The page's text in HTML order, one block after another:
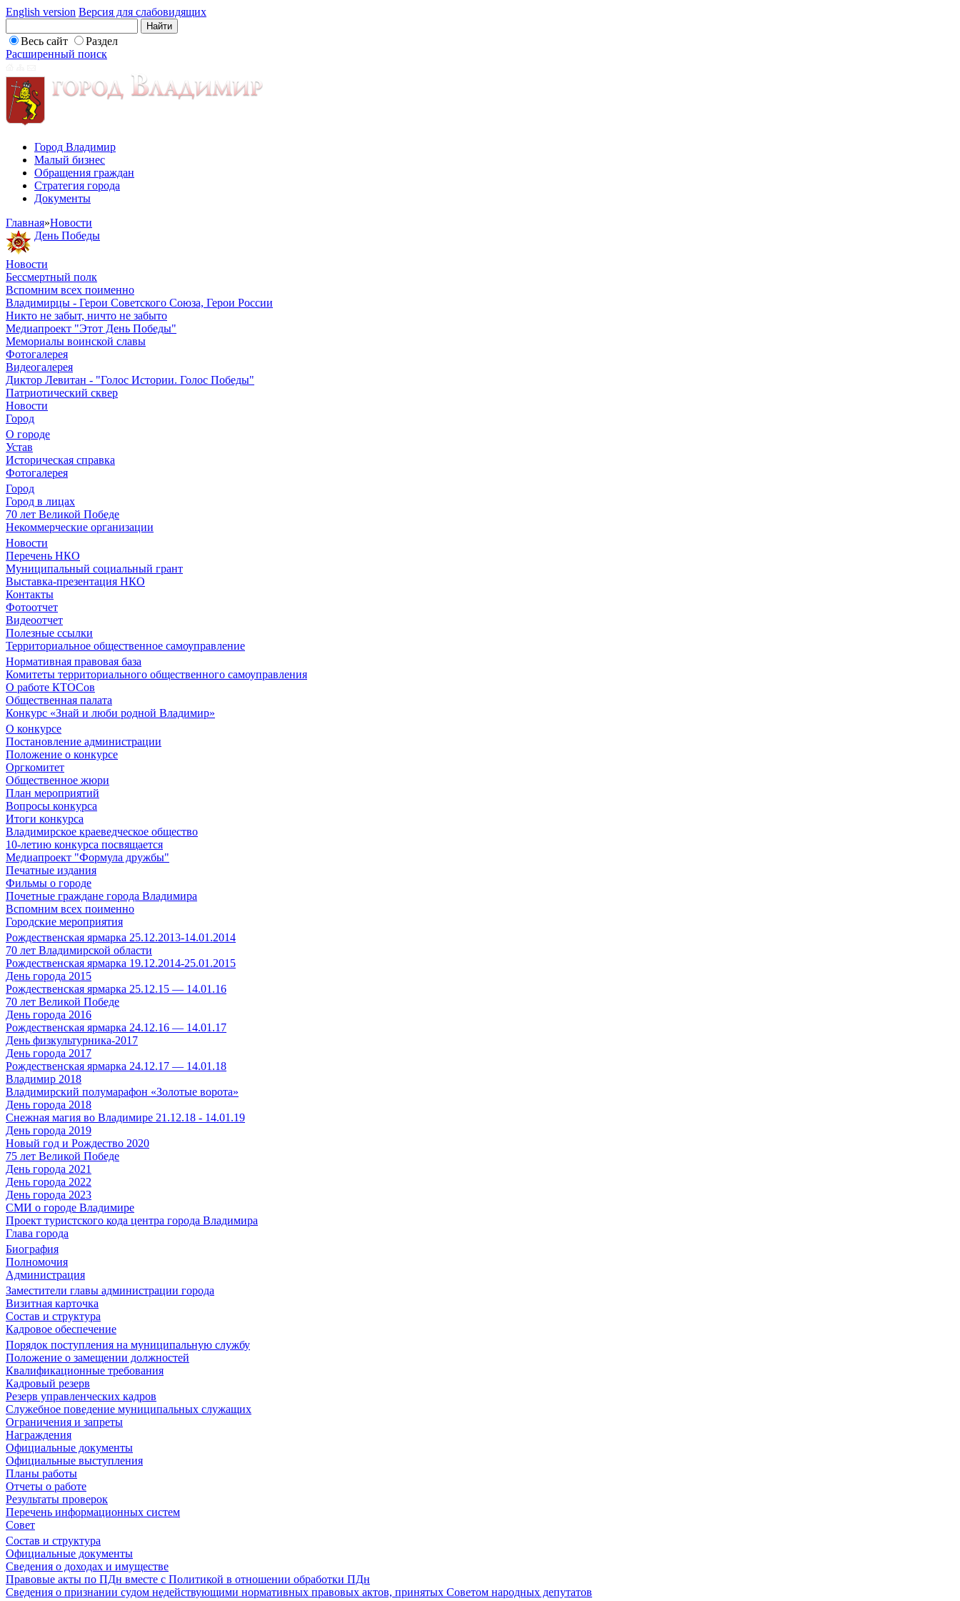
English version Версия для слабовидящих
Весь сайт
Раздел
Расширенный поиск
Город Владимир
Малый бизнес
Обращения граждан
Стратегия города
Документы
Главная»Новости
День Победы
Новости
Бессмертный полк
Вспомним всех поименно
Владимирцы - Герои Советского Союза, Герои России
Никто не забыт, ничто не забыто
Медиапроект "Этот День Победы"
Мемориалы воинской славы
Фотогалерея
Видеогалерея
Диктор Левитан - "Голос Истории. Голос Победы"
Патриотический сквер
Новости
Город
О городе
Устав
Историческая справка
Фотогалерея
Город
Город в лицах
70 лет Великой Победе
Некоммерческие организации
Новости
Перечень НКО
Муниципальный социальный грант
Выставка-презентация НКО
Контакты
Фотоотчет
Видеоотчет
Полезные ссылки
Территориальное общественное самоуправление
Нормативная правовая база
Комитеты территориального общественного самоуправления
О работе КТОСов
Общественная палата
Конкурс «Знай и люби родной Владимир»
О конкурсе
Постановление администрации
Положение о конкурсе
Оргкомитет
Общественное жюри
План мероприятий
Вопросы конкурса
Итоги конкурса
Владимирское краеведческое общество
10-летию конкурса посвящается
Медиапроект "Формула дружбы"
Печатные издания
Фильмы о городе
Почетные граждане города Владимира
Вспомним всех поименно
Городские мероприятия
Рождественская ярмарка 25.12.2013-14.01.2014
70 лет Владимирской области
Рождественская ярмарка 19.12.2014-25.01.2015
День города 2015
Рождественская ярмарка 25.12.15 — 14.01.16
70 лет Великой Победе
День города 2016
Рождественская ярмарка 24.12.16 — 14.01.17
День физкультурника-2017
День города 2017
Рождественская ярмарка 24.12.17 — 14.01.18
Владимир 2018
Владимирский полумарафон «Золотые ворота»
День города 2018
Снежная магия во Владимире 21.12.18 - 14.01.19
День города 2019
Новый год и Рождество 2020
75 лет Великой Победе
День города 2021
День города 2022
День города 2023
СМИ о городе Владимире
Проект туристского кода центра города Владимира
Глава города
Биография
Полномочия
Администрация
Заместители главы администрации города
Визитная карточка
Состав и структура
Кадровое обеспечение
Порядок поступления на муниципальную службу
Положение о замещении должностей
Квалификационные требования
Кадровый резерв
Резерв управленческих кадров
Служебное поведение муниципальных служащих
Ограничения и запреты
Награждения
Официальные документы
Официальные выступления
Планы работы
Отчеты о работе
Результаты проверок
Перечень информационных систем
Совет
Состав и структура
Официальные документы
Сведения о доходах и имуществе
Правовые акты по ПДн вместе с Политикой в отношении обработки ПДн
Сведения о признании судом недействующими нормативных правовых актов, принятых Советом народных депутатов